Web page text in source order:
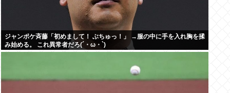
ジャンポケ斉藤「初めまして！ ぶちゅっ！」 →服の中に手を入れ胸を揉
み始める。 これ異常者だろ(´・ω・`)